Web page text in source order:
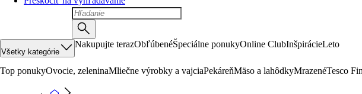
Všetky kategórie
Nakupujte terazObľúbenéŠpeciálne ponukyOnline ClubInšpirácieLeto
Top ponukyOvocie, zeleninaMliečne výrobky a vajciaPekáreňMäso a lahôdkyMrazenéTesco